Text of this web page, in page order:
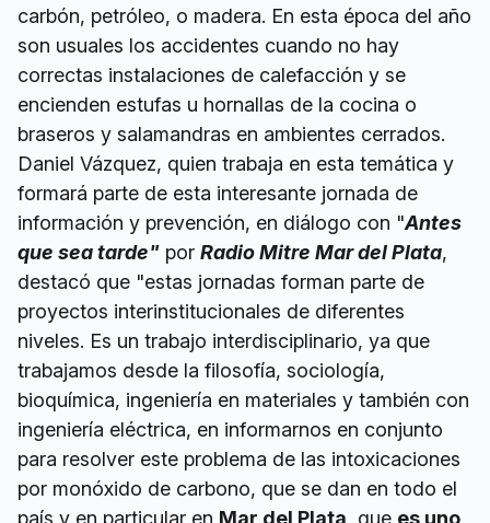
carbón, petróleo, o madera. En esta época del año
son usuales los accidentes cuando no hay
correctas instalaciones de calefacción y se
encienden estufas u hornallas de la cocina o
braseros y salamandras en ambientes cerrados.
Daniel Vázquez, quien trabaja en esta temática y
formará parte de esta interesante jornada de
información y prevención, en diálogo con "Antes
que sea tarde" por Radio Mitre Mar del Plata,
destacó que "estas jornadas forman parte de
proyectos interinstitucionales de diferentes
niveles. Es un trabajo interdisciplinario, ya que
trabajamos desde la filosofía, sociología,
bioquímica, ingeniería en materiales y también con
ingeniería eléctrica, en informarnos en conjunto
para resolver este problema de las intoxicaciones
por monóxido de carbono, que se dan en todo el
país y en particular en Mar del Plata, que es uno